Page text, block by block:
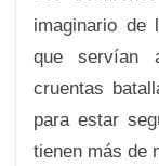
imaginario de
que servían
cruentas
para estar
tienen más de